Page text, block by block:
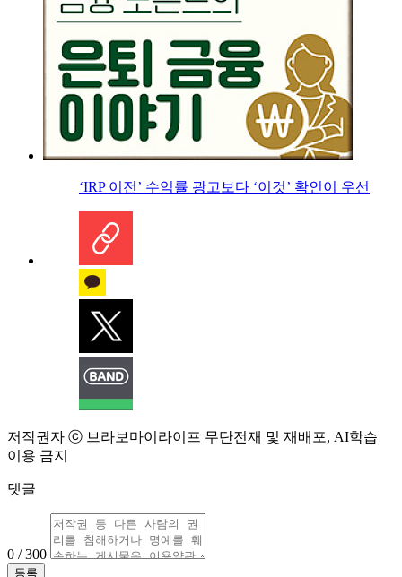
‘IRP 이전’ 수익률 광고보다 ‘이것’ 확인이 우선
저작권자 ⓒ 브라보마이라이프 무단전재 및 재배포, AI학습
이용 금지
댓글
0 / 300